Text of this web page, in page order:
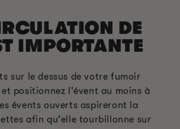
DE
IMPORTANTE
sur le dessus de votre fumoir
positionnez l'évent au moins à
évents ouverts aspireront la
afin qu'elle tourbillonne sur